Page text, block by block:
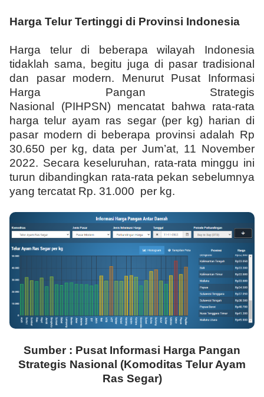
Harga Telur Tertinggi d i Provinsi Indonesia
Harga telur di beberapa wilayah Indonesia
tidaklah sama, begitu juga di pasar tradisional
dan pasar modern. Menurut Pusat Informasi
Harga Pangan Strategis
Nasional (PIHPSN) mencatat bahwa rata-rata
harga telur ayam ras segar (per kg) harian di
pasar modern di beberapa provinsi adalah Rp
30.650 per kg, data per Jum’at, 11 November
2022. Secara keseluruhan, rata-rata minggu ini
turun dibandingkan rata-rata pekan sebelumnya
yang tercatat Rp. 31.000 per kg.
Sumber : Pusat Informasi Harga Pangan
Strategis Nasional (Komoditas Telur Ayam
Ras Segar)